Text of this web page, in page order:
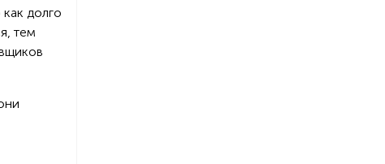
долго
тем